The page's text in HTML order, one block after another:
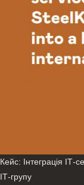
Кейс: Інтеграція ІТ-
ІТ-групу